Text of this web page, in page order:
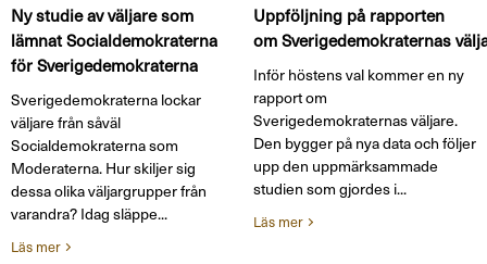
Ny studie av väljare som
lämnat Socialdemokraterna
för Sverigedemokraterna
Sverigedemokraterna lockar
väljare från såväl
Socialdemokraterna som
Moderaterna. Hur skiljer sig
dessa olika väljargrupper från
varandra? Idag släppe...
Läs mer
Uppföljning på rapporten
om Sverigedemokraternas
Inför höstens val kommer en ny
rapport om
Sverigedemokraternas väljare.
Den bygger på nya data och följer
upp den uppmärksammade
studien som gjordes i...
Läs mer